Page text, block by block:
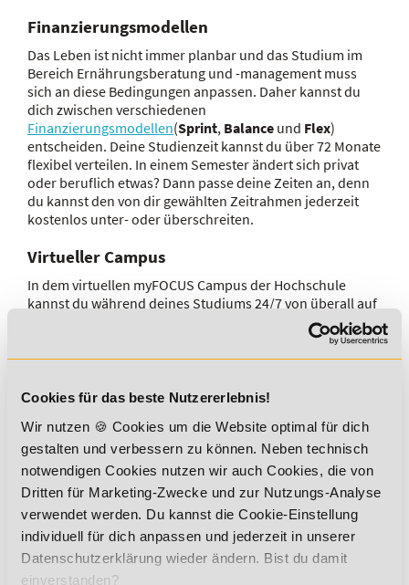
Cookies für das beste Nutzererlebnis!
Wir nutzen 🍪 Cookies um die Website optimal für dich
gestalten und verbessern zu können. Neben technisch
notwendigen Cookies nutzen wir auch Cookies, die von
Dritten für Marketing-Zwecke und zur Nutzungs-Analyse
verwendet werden. Du kannst die Cookie-Einstellung
individuell für dich anpassen und jederzeit in unserer
Datenschutzerklärung wieder ändern. Bist du damit
einverstanden?
Finanzierungsmodellen
Das Leben ist nicht immer planbar und das Studium im
Bereich Ernährungsberatung und -management muss
sich an diese Bedingungen anpassen. Daher kannst du
dich zwischen verschiedenen
Finanzierungsmodellen(Sprint, Balance und Flex)
entscheiden. Deine Studienzeit kannst du über 72 Monate
flexibel verteilen. In einem Semester ändert sich privat
oder beruflich etwas? Dann passe deine Zeiten an, denn
du kannst den von dir gewählten Zeitrahmen jederzeit
kostenlos unter- oder überschreiten.
Virtueller Campus
In dem virtuellen myFOCUS Campus der Hochschule
kannst du während deines Studiums 24/7 von überall auf
der Welt zugreifen. So kannst du von der Anmeldung zum
Studiengang im Bereich Ernährungsberatung und -
management über das Lernen bis zum Ablegen der
Lehr- und Lern-Communities triffst du auf deine
eine Übersicht über deine Materialien.